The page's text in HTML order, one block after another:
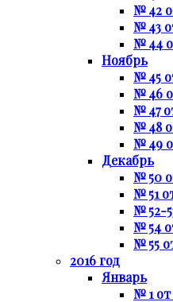
№ 42
№ 43
№ 44
Ноябрь
№ 45
№ 46
№ 47
№ 48
№ 49
Декабрь
№ 50
№ 51
№ 52-
№ 54
№ 55
2016 год
Январь
№ 1 от